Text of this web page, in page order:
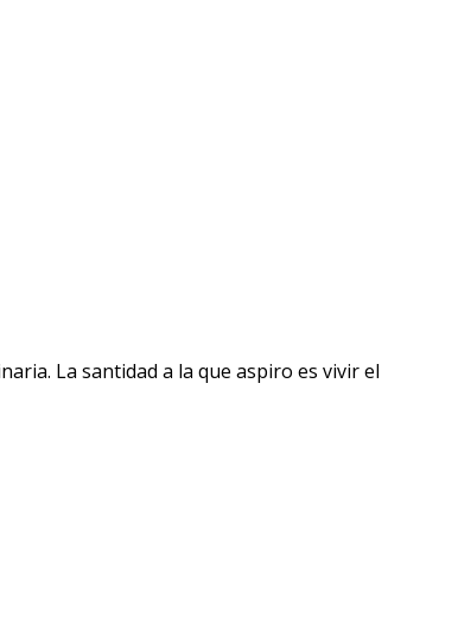
La santidad a la que aspiro es vivir el